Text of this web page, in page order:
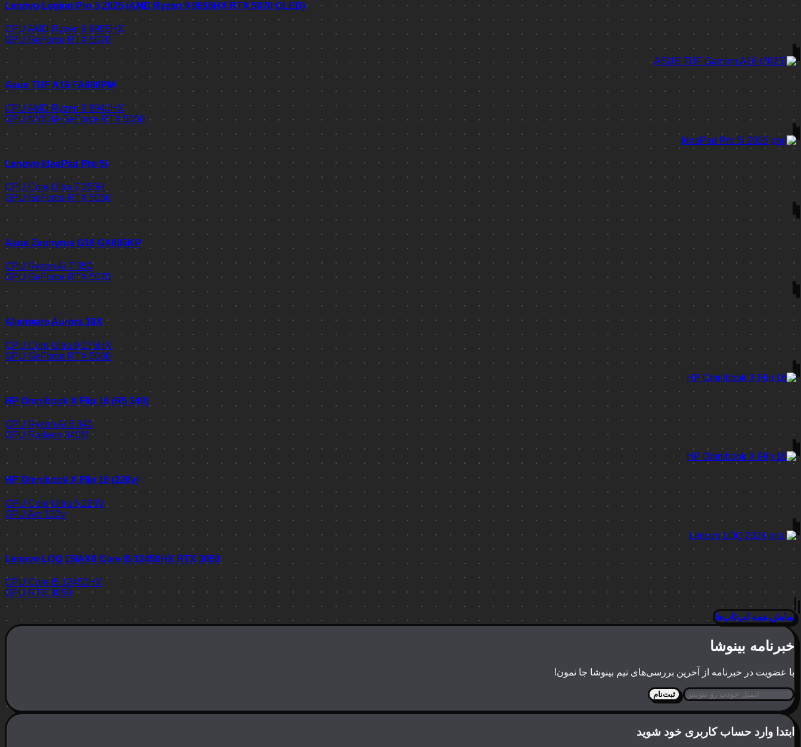
Lenovo Legion Pro 5 2025 (AMD Ryzen 9 9955HX RTX 5070 OLED)
CPU AMD Ryzen 9 9955HX
GPU GeForce RTX 5070
Asus TUF A16 FA608PM
CPU AMD Ryzen 9 8940HX
GPU NVIDIA GeForce RTX 5060
Lenovo IdeaPad Pro 5i
CPU Core Ultra 7 255H
GPU GeForce RTX 5050
Asus Zephyrus G16 GA605KP
CPU Ryzen AI 7 350
GPU GeForce RTX 5070
Alienware Aurora 16X
CPU Core Ultra 9 275HX
GPU GeForce RTX 5060
HP Omnibook X Flip 16 (R5 340)
CPU Ryzen AI 5 340
GPU Radeon 840M
HP Omnibook X Flip 16 (226v)
CPU Core Ultra 5 226V
GPU Arc 130v
Lenovo LOQ 15IAX9 Core i5 12450HX RTX 3050
CPU Core i5 12450HX
GPU RTX 3050
نمایش همه لپ‌تاپ‌ها
خبرنامه بینوشا
با عضویت در خبرنامه از آخرین بررسی‌های تیم بینوشا جا نمون!
ثبت‌نام
ابتدا وارد حساب کاربری خود شوید